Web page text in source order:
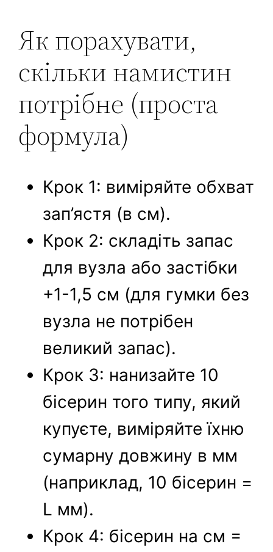
Як порахувати,
скільки намистин
потрібне (проста
формула)
Крок 1: виміряйте обхват
зап’ястя (в см).
Крок 2: складіть запас
для вузла або застібки
+1-1,5 см (для гумки без
вузла не потрібен
великий запас).
Крок 3: нанизайте 10
бісерин того типу, який
купуєте, виміряйте їхню
сумарну довжину в мм
(наприклад, 10 бісерин =
L мм).
Крок 4: бісерин на см =